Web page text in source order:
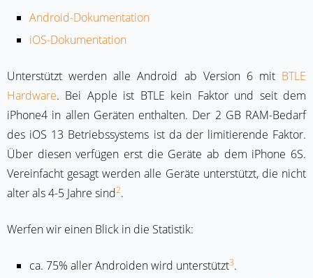
Android-Dokumentation
iOS-Dokumentation
Unterstützt werden alle Android ab Version 6 mit BTLE
Hardware. Bei Apple ist BTLE kein Faktor und seit dem
iPhone4 in allen Geräten enthalten. Der 2 GB RAM-Bedarf
des iOS 13 Betriebssystems ist da der limitierende Faktor.
Über diesen verfügen erst die Geräte ab dem iPhone 6S.
Vereinfacht gesagt werden alle Geräte unterstützt, die nicht
alter als 4-5 Jahre sind2.
Werfen wir einen Blick in die Statistik:
ca. 75% aller Androiden wird unterstützt3.